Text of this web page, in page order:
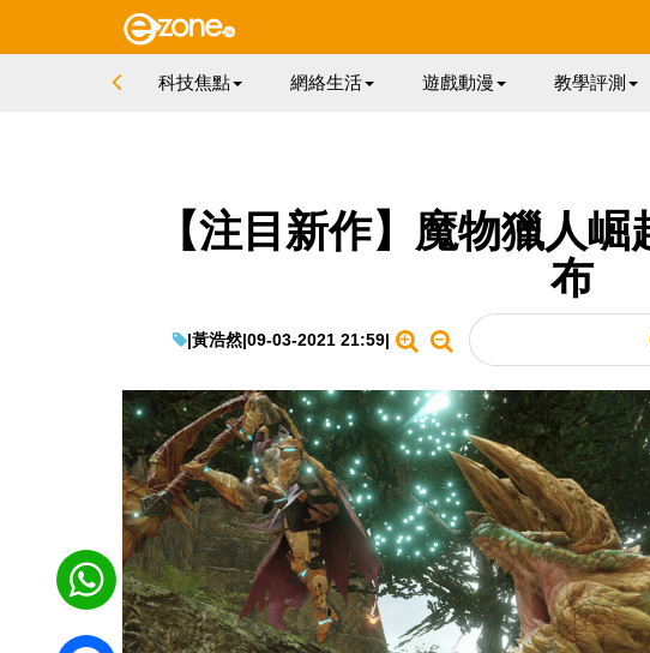
科技焦點 網絡生活 遊戲動漫 教學評測
【注目新作】魔物獵人
布
|黃浩然|09-03-2021 21:59|
WhatsApp